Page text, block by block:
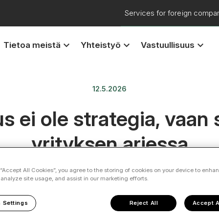
Services for foreign
Tietoa meistä keyboard_arrow_down Yhteistyö keyboard_arrow_down Vastuullisuus keyboard_arrow_down
12.5.2026
ei ole strategia, vaan
yrityksen arjessa
Yritysvastuu
All Cookies”, you agree to the storing of cookies on your device to
site usage, and assist in our marketing efforts.
Settings Reject All Accept